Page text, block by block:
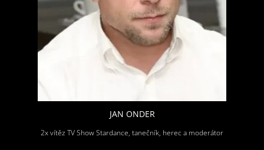
JAN ONDER
2x vítěz TV Show Stardance, tanečník, herec a moderátor